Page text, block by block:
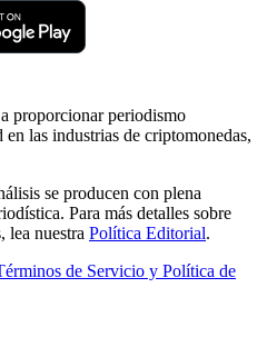
proporcionar periodismo
las industrias de criptomonedas,
se producen con plena
Para más detalles sobre
lea nuestra Política Editorial.
de Servicio y Política de